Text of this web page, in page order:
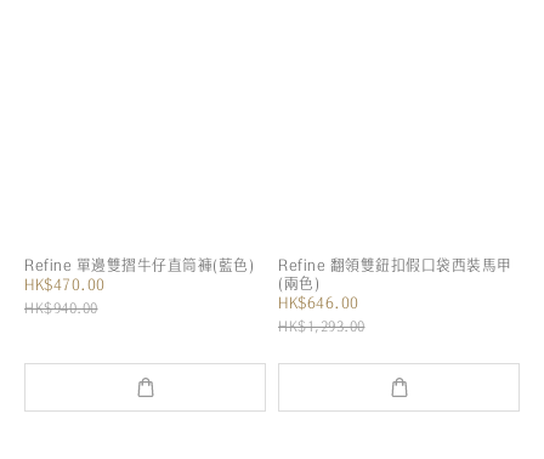
Refine 單邊雙摺牛仔直筒褲(藍色)
HK$470.00
HK$940.00
Refine 翻領雙鈕扣假口袋西裝馬甲
(兩色)
HK$646.00
HK$1,293.00